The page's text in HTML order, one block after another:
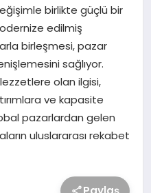
birlikte güçlü bir
edilmiş
birleşmesi, pazar
sağlıyor.
olan ilgisi,
ve kapasite
pazarlardan gelen
uluslararası rekabet